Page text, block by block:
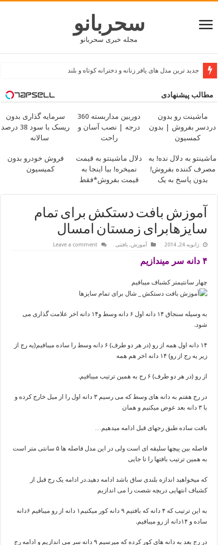
سحربانو
مجله خبری سحربانو
جدید ترین مدل های پافر زنانه و دخترانه کوتاه و بلند
مطالب پیشنهادی
ماشینت رو بدون
دردسر بفروش | بدون
کمسیون
دوربین مداربسته 360
درجه | نصب آسان و
راحت
سرمایه گذاری بدون
ریسک با سود 38 درصد
سالانه
ماشینتو به دلال نده! به
مصرف کننده بفروش!
بدون پاسخ به یک
دلال ماشینتو به قیمت
نمیخره! بیا اینجا به
قیمت بفروش*فقط
فروش خودرو بدون
کمیسیون
آموزش بافت دستکش برای تمام
سایزهابرای زمستان امسال
ژانویه 24, 2014 آموزش, بافتنی Leave a comment
۴ دانه سر میندازیم
چهار سانتیمتر کشباف میبافیم
به وسیله سنجاق ۱۴ دانه اول ۶ دانه وسط و۱۴ دانه اخر علامت گذاری می
شود.
۱۴ دانه اول همه از رو (در هر دو طرف) ۶ دانه وسط را ساده میبافیم(یه رج از
زیر یه رج از رو) ۱۴ دانه اخر هم همه
از رو (در هر دو طرف) ۶ رج به همین ترتیب میبافیم.
در رج هفتم به دانه های وسط که می رسیم ۳ دانه اول را از میل خارج کرده و
با ۳ دانه بعد عوض میکنیم و همان
بافت ساده طبق رجهای قبل ادامه میدهیم…
فاصله بین پیچها سلیقه ای است ولی در این مدل فاصله ها ۵ سانتی متر است
به همین ترتیب بافتها را تا جایی
که میخواهید اندازه بلندی ساق باشد ادامه دهید.در ادامه یک رج قبل از
کشباف انتهایی دریچه شصت را می اندازیم
به این ترتیب که ۴ دانه که بافتیم ۹ دانه کور میکنیم۱ دانه از رو میبافیم ۶دانه
ساده و ۱۴دانه از رو میبافیم.
در رج بعد به دانه های کور کرده که میرسیم ۹ دانه سر می اندازیم و ادامه رج